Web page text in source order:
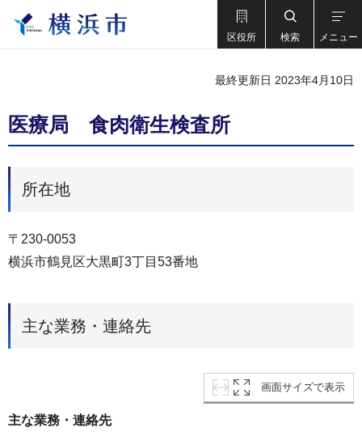
区役所 検索 メニュー
最終更新日 2023年4月10日
医療局 食肉衛生検査所
所在地
〒230-0053
横浜市鶴見区大黒町3丁目53番地
主な業務・連絡先
画面サイズで表示
主な業務・連絡先